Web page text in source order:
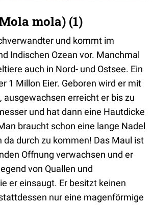
mola) (1)
und kommt im
Indischen Ozean vor. Manchmal
auch in Nord- und Ostsee. Ein
1 Millon Eier. Geboren wird er mit
ausgewachsen erreicht er bis zu
und hat dann eine Hautdicke
braucht schon eine lange Nadel
da durch zu kommen! Das Maul ist
Offnung verwachsen und er
von Quallen und
er einsaugt. Er besitzt keinen
nur eine magenförmige